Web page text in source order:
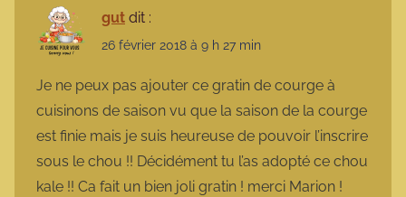
gut dit :
26 février 2018 à 9 h 27 min
Je ne peux pas ajouter ce gratin de courge à
cuisinons de saison vu que la saison de la courge
est finie mais je suis heureuse de pouvoir l’inscrire
sous le chou !! Décidément tu l’as adopté ce chou
kale !! Ca fait un bien joli gratin ! merci Marion !